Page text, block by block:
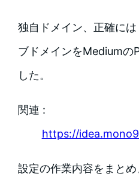
独自ドメイン、正確に
ブドメインをMediumの
した。
関連 :
https://
設定の作業内容をまと